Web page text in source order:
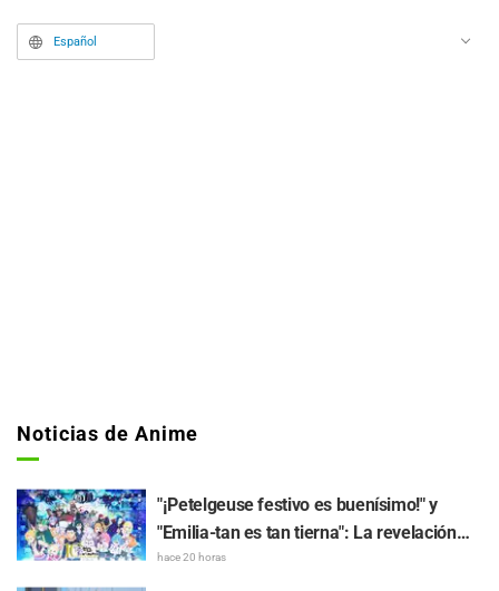
Español
Noticias de Anime
"¡Petelgeuse festivo es buenísimo!" y
"Emilia-tan es tan tierna": La revelación
del arte visual del evento del 10.º
hace 20 horas